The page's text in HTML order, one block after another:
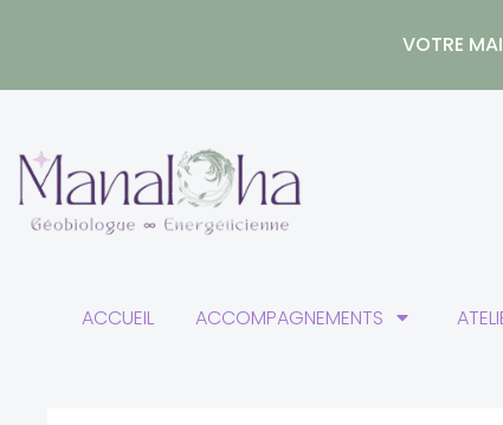
VOTRE
ACCUEIL ACCOMPAGNEMENTS